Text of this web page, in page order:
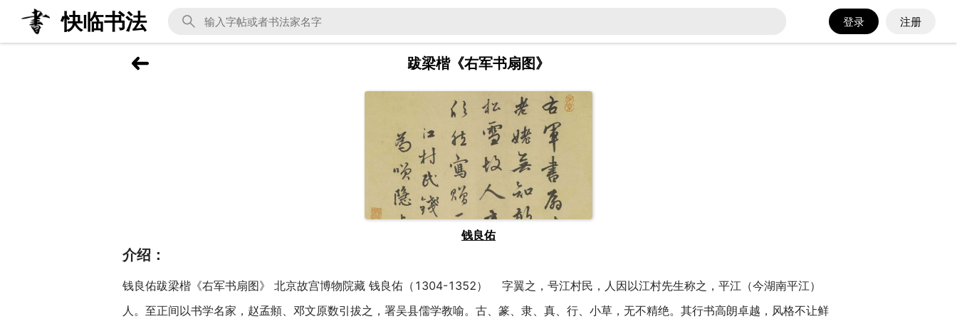
快临书法 注册
登录
跋梁楷《右军书扇图》
钱良佑
介绍：
钱良佑跋梁楷《右军书扇图》 北京故宫博物院藏 钱良佑（1304-1352） 字翼之，号江村民，人因以江村先生称之，平江（今湖南平江）
人。至正间以书学名家，赵孟頫、邓文原数引拔之，署吴县儒学教喻。古、篆、隶、真、行、小草，无不精绝。其行书高朗卓越，风格不让鲜